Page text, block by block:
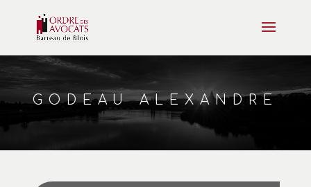
GODEAU ALEXANDRE